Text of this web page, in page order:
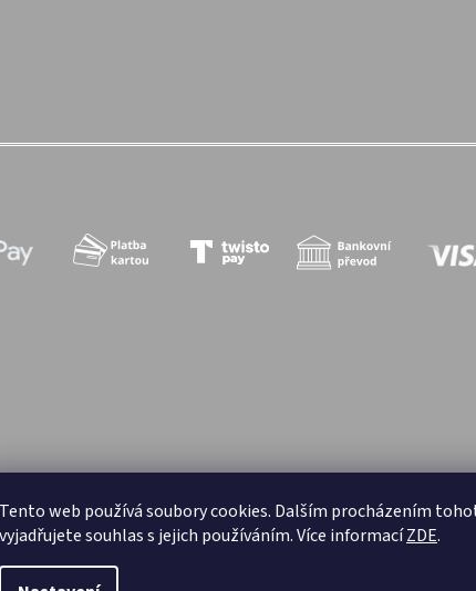
Tento web používá soubory cookies. Dalším procházením
vyjadřujete souhlas s jejich používáním. Více informacíZDE.
práva vyhrazena.